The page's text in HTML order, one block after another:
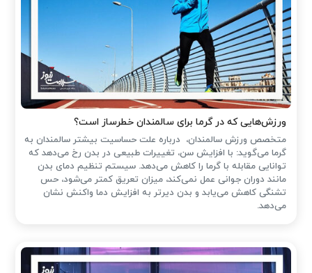
ورزش‌هایی که در گرما برای سالمندان خطرساز است؟
متخصص ورزش سالمندان، درباره علت حساسیت بیشتر سالمندان به
گرما می‌گوید: با افزایش سن، تغییرات طبیعی در بدن رخ می‌دهد که
توانایی مقابله با گرما را کاهش می‌دهد. سیستم تنظیم دمای بدن
مانند دوران جوانی عمل نمی‌کند، میزان تعریق کمتر می‌شود، حس
تشنگی کاهش می‌یابد و بدن دیرتر به افزایش دما واکنش نشان
می‌دهد.